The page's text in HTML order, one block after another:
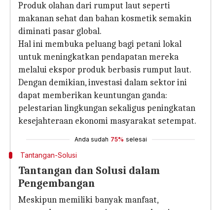
Produk olahan dari rumput laut seperti
makanan sehat dan bahan kosmetik semakin
diminati pasar global.
Hal ini membuka peluang bagi petani lokal
untuk meningkatkan pendapatan mereka
melalui ekspor produk berbasis rumput laut.
Dengan demikian, investasi dalam sektor ini
dapat memberikan keuntungan ganda:
pelestarian lingkungan sekaligus peningkatan
kesejahteraan ekonomi masyarakat setempat.
Anda sudah 75% selesai
Tantangan-Solusi
Tantangan dan Solusi dalam
Pengembangan
Meskipun memiliki banyak manfaat,